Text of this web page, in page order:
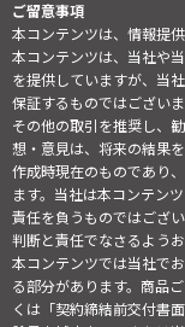
ご留意事項
本コンテンツは、情報提
本コンテンツは、当社や
を提供していますが、当
保証するものではござい
その他の取引を推奨し、
想・意見は、将来の結果
作成時現在のものであり
ます。当社は本コンテン
責任を負うものではござ
判断と責任でなさるようお
本コンテンツでは当社で
る部分があります。商品
くは「契約締結前交付書